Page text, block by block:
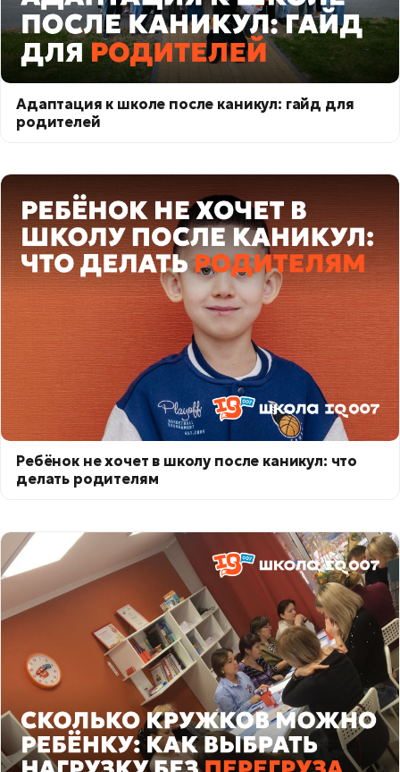
Адаптация к школе после каникул: гайд для
родителей
Ребёнок не хочет в школу после каникул: что
делать родителям